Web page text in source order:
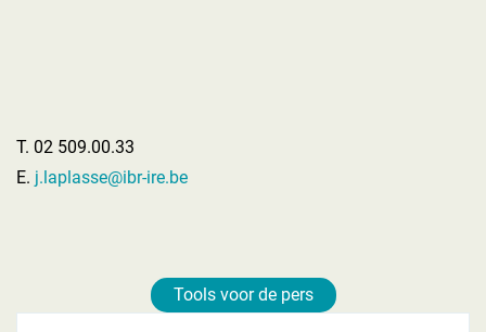
T. 02 509.00.33
E. j.laplasse@ibr-ire.be
Tools voor de pers